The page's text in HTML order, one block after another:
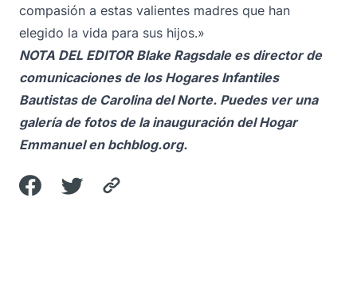
compasión a estas valientes madres que han
elegido la vida para sus hijos.»
NOTA DEL EDITOR Blake Ragsdale es director de
comunicaciones de los Hogares Infantiles
Bautistas de Carolina del Norte. Puedes ver una
galería de fotos de la inauguración del Hogar
Emmanuel en bchblog.org.